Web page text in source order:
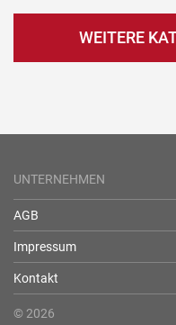
WEITERE
UNTERNEHMEN
AGB
Impressum
Kontakt
© 2026